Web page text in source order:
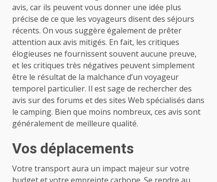
avis, car ils peuvent vous donner une idée plus
précise de ce que les voyageurs disent des séjours
récents. On vous suggère également de prêter
attention aux avis mitigés. En fait, les critiques
élogieuses ne fournissent souvent aucune preuve,
et les critiques très négatives peuvent simplement
être le résultat de la malchance d’un voyageur
temporel particulier. Il est sage de rechercher des
avis sur des forums et des sites Web spécialisés dans
le camping. Bien que moins nombreux, ces avis sont
généralement de meilleure qualité.
Vos déplacements
Votre transport aura un impact majeur sur votre
budget et votre empreinte carbone. Se rendre au